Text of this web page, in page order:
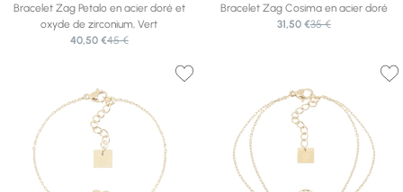
Bracelet Zag Petalo en acier doré et
oxyde de zirconium, Vert
40,50 €45 €
Bracelet Zag Cosima en acier doré
31,50 €35 €